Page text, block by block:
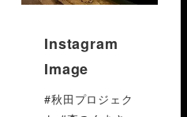
Instagram
Image
#秋田プロジェク